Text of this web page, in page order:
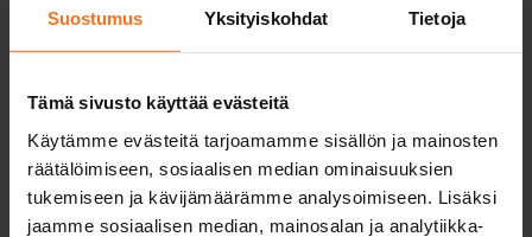
Suostumus Yksityiskohdat Tietoja
Tämä sivusto käyttää evästeitä
Käytämme evästeitä tarjoamamme sisällön ja mainosten
räätälöimiseen, sosiaalisen median ominaisuuksien
tukemiseen ja kävijämäärämme analysoimiseen. Lisäksi
jaamme sosiaalisen median, mainosalan ja analytiikka-
Köp presentkort